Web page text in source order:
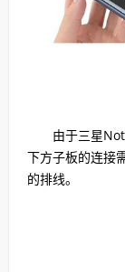
由于三星Note
下方子板的连接
的排线。